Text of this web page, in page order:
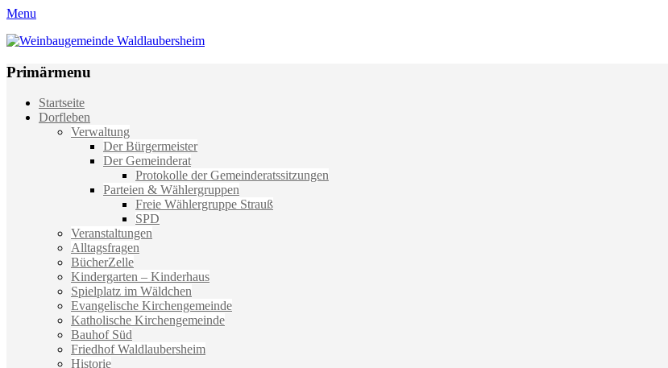
Menu
Weinbaugemeinde Waldlaubersheim
Primärmenu
Weiter
zum
Startseite
Dorfleben
Verwaltung
Der Bürgermeister
Der Gemeinderat
Protokolle der Gemeinderatssitzungen
Parteien & Wählergruppen
Freie Wählergruppe Strauß
SPD
Veranstaltungen
Alltagsfragen
BücherZelle
Kindergarten – Kinderhaus
Spielplatz im Wäldchen
Evangelische Kirchengemeinde
Katholische Kirchengemeinde
Bauhof Süd
Friedhof Waldlaubersheim
Historie